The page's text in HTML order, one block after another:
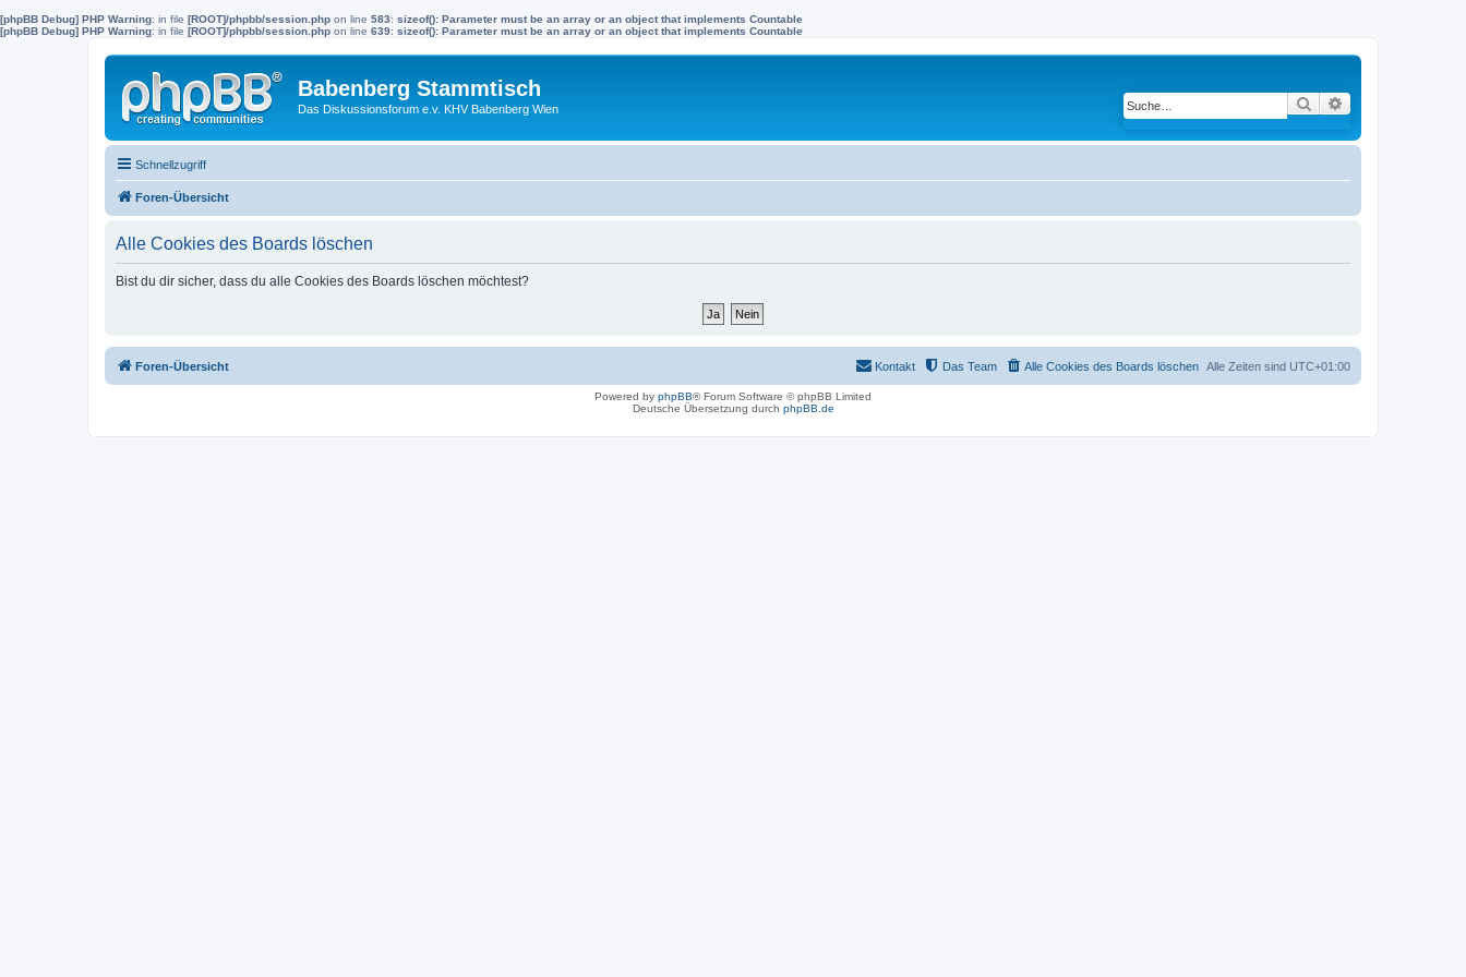
[phpBB Debug] PHP Warning: in file [ROOT]/phpbb/session.php on line 583: sizeof(): Parameter must be an array or an object that implements Countable
[phpBB Debug] PHP Warning: in file [ROOT]/phpbb/session.php on line 639: sizeof(): Parameter must be an array or an object that implements Countable
Babenberg Stammtisch
Das Diskussionsforum e.v. KHV Babenberg Wien Suche
Schnellzugriff
Foren-Übersicht
Alle Cookies des Boards löschen
Bist du dir sicher, dass du alle Cookies des Boards löschen möchtest?
Foren-Übersicht Alle Zeiten sind UTC+01:00
Alle Cookies des Boards löschen
Das Team
Kontakt
Powered by phpBB® Forum Software © phpBB Limited
Deutsche Übersetzung durch phpBB.de